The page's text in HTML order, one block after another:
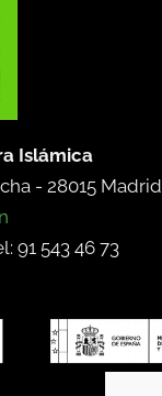
Islámica
- 28015 Madrid
91 543 46 73